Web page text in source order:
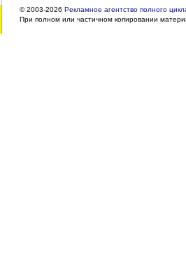
© 2003-2026 Рекламное агентство полного
При полном или частичном копировании